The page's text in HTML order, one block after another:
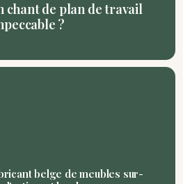
chant de plan de travail
?
belge de meubles sur-